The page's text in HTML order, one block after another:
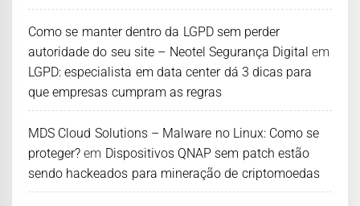
Como se manter dentro da LGPD sem perder
autoridade do seu site – Neotel Segurança Digital em
LGPD: especialista em data center dá 3 dicas para
que empresas cumpram as regras
MDS Cloud Solutions – Malware no Linux: Como se
proteger? em Dispositivos QNAP sem patch estão
sendo hackeados para mineração de criptomoedas